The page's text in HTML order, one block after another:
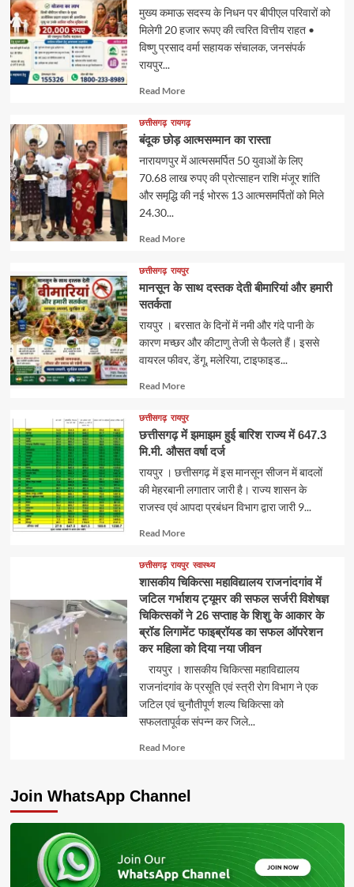
मुख्य कमाऊ सदस्य के निधन पर बीपीएल परिवारों को
मिलेगी 20 हजार रूपए की त्वरित वित्तीय राहत •
विष्णु प्रसाद वर्मा सहायक संचालक, जनसंपर्क
रायपुर...
Read MoreRead
about
छत्तीसगढ़ रायगढ़
​बंदूक छोड़ आत्मसम्मान का रास्ता
नारायणपुर में आत्मसमर्पित 50 युवाओं के लिए
70.68 लाख रुपए की प्रोत्साहन राशि मंजूर ​शांति
और समृद्धि की नई भोररू 13 आत्मसमर्पितों को मिले
24.30...
Read MoreRead
about
छत्तीसगढ़ रायपुर
मानसून के साथ दस्तक देती बीमारियां और हमारी
सतर्कता
रायपुर । बरसात के दिनों में नमी और गंदे पानी के
कारण मच्छर और कीटाणु तेजी से फैलते हैं। इससे
वायरल फीवर, डेंगू, मलेरिया, टाइफाइड...
Read MoreRead
about
छत्तीसगढ़ रायपुर
छत्तीसगढ़ में झमाझम हुई बारिश राज्य में 647.3
मि.मी. औसत वर्षा दर्ज
रायपुर । छत्तीसगढ़ में इस मानसून सीजन में बादलों
की मेहरबानी लगातार जारी है। राज्य शासन के
राजस्व एवं आपदा प्रबंधन विभाग द्वारा जारी 9...
Read MoreRead
about
छत्तीसगढ़ रायपुर स्वास्थ्य
शासकीय चिकित्सा महाविद्यालय राजनांदगांव में
जटिल गर्भाशय ट्यूमर की सफल सर्जरी विशेषज्ञ
चिकित्सकों ने 26 सप्ताह के शिशु के आकार के
ब्रॉड लिगामेंट फाइब्रॉयड का सफल ऑपरेशन
कर महिला को दिया नया जीवन
रायपुर । शासकीय चिकित्सा महाविद्यालय
राजनांदगांव के प्रसूति एवं स्त्री रोग विभाग ने एक
जटिल एवं चुनौतीपूर्ण शल्य चिकित्सा को
सफलतापूर्वक संपन्न कर जिले...
Read MoreRead
Join WhatsApp Channel